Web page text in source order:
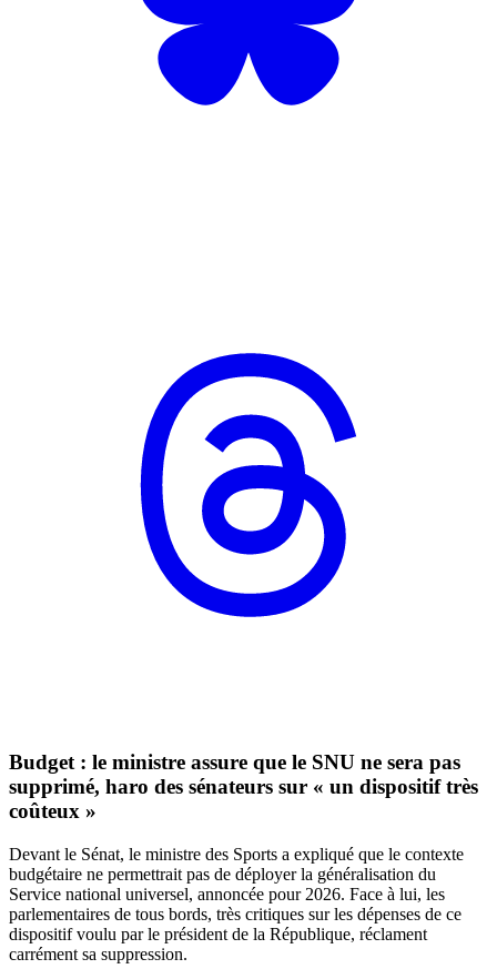
Budget : le ministre assure que le SNU ne sera pas
supprimé, haro des sénateurs sur « un dispositif très
coûteux »
Devant le Sénat, le ministre des Sports a expliqué que le contexte
budgétaire ne permettrait pas de déployer la généralisation du
Service national universel, annoncée pour 2026. Face à lui, les
parlementaires de tous bords, très critiques sur les dépenses de ce
dispositif voulu par le président de la République, réclament
carrément sa suppression.